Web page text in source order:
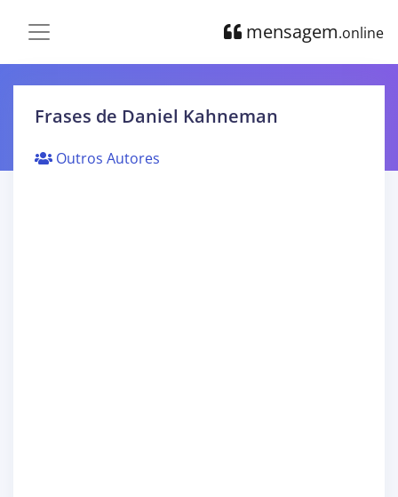
mensagem.online
Frases de Daniel Kahneman
Outros Autores